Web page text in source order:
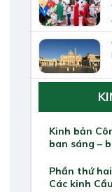
Kinh bản
ban sáng –
Phần thứ
Các kinh